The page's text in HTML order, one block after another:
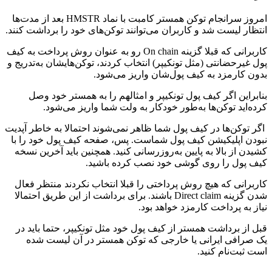
امروز سرانجام توکن همستر کامبت با نماد HMSTR بعد از مدت‌ها
انتظار لیست شد و کاربران می‌توانند توکن‌های خود را برداشت کنند.
کاربرانی که قبلا گزینه On chain رو به عنوان روش پرداخت به کیف
پول غیرحضانتی (مثل تونکیپر) انتخاب کردند، توکن‌هایشان به‌تدریج و
بدون کارمزد به کیف پول‌شان واریز می‌شود.
بنابراین اگر کیف پول تونکیپر و امثالهم را به همستر خود وصل
کرده‌اید توکن‌ها به‌طور خودکار به ولت شما واریز می‌شود.
اگر توکن‌ها در کیف پول شما ظاهر نمی‌شوند احتمالا به خاطر آپدیت
نبودن اپلیکیشن کیف پول شماست. پس، صفحه کیف پول خود را با
کشیدن از بالا به پایین به‌روزرسانی کنید. همچنین باید آخرین نسخه
کیف پول را روی گوشی خود نصب کرده باشید.
کاربرانی که هیچ روش پرداختی را قبلا انتخاب نکردند منتظر فعال
شدن گزینه Direct claim باشند. برای برداشت از این طریق احتمالا
نیاز به پرداخت کارمزد خواهد بود.
قبل از برداشت همستر از کیف پول خود مثل تونکیپر، حتما باید در
یک صرافی ایرانی یا خارجی که توکن همستر در آن لیست شده
است ثبت‌نام کنید.